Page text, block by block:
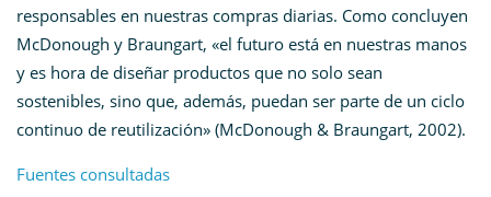
responsables en nuestras compras diarias. Como concluyen
McDonough y Braungart, «el futuro está en nuestras manos
y es hora de diseñar productos que no solo sean
sostenibles, sino que, además, puedan ser parte de un ciclo
continuo de reutilización» (McDonough & Braungart, 2002)​.
Fuentes consultadas